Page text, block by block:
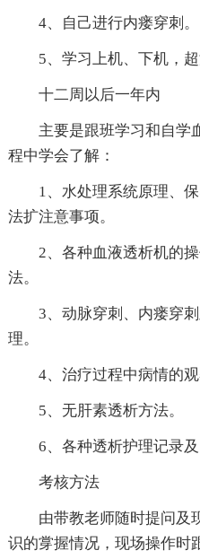
4、自己进行内瘘穿刺。
5、学习上机、下机，超
十二周以后一年内
主要是跟班学习和自学
程中学会了解：
1、水处理系统原理、
法扩注意事项。
2、各种血液透析机的
法。
3、动脉穿刺、内瘘穿
理。
4、治疗过程中病情的
5、无肝素透析方法。
6、各种透析护理记录
考核方法
由带教老师随时提问及
识的牚握情况，现场操作时